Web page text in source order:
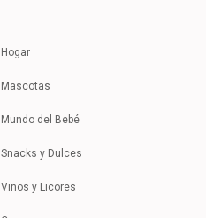
Hogar
Mascotas
Mundo del Bebé
Snacks y Dulces
Vinos y Licores